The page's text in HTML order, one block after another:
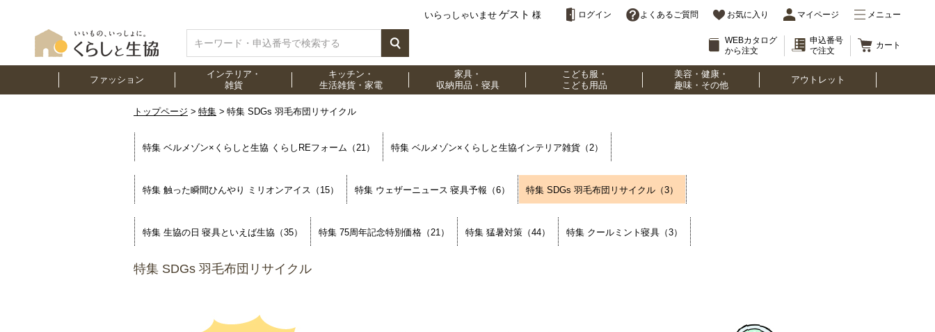
いらっしゃいませ ゲスト 様 ログイン よくあるご質問 お気に入り マイページ メニュー
WEBカタログ
から注文
申込番号
で注文
カート
ファッション
インテリア・
雑貨
キッチン・
生活雑貨・家電
家具・
収納用品・寝具
こども服・
こども用品
美容・健康・
趣味・その他
アウトレット
トップページ 特集 特集 SDGs 羽毛布団リサイクル
特集 ベルメゾン×くらしと生協 くらしREフォーム（21） 特集 ベルメゾン×くらしと生協インテリア雑貨（2）
特集 触った瞬間ひんやり ミリオンアイス（15） 特集 ウェザーニュース 寝具予報（6） 特集 SDGs 羽毛布団リサイクル（3）
特集 生協の日 寝具といえば生協（35） 特集 75周年記念特別価格（21） 特集 猛暑対策（44） 特集 クールミント寝具（3）
特集 SDGs 羽毛布団リサイクル